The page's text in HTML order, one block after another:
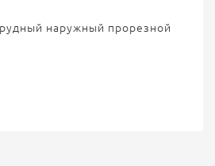
наружный прорезной